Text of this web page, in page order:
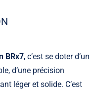
BRx7, c’est se doter d’un
d’une précision
léger et solide. C’est